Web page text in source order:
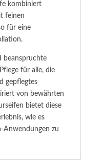
kombiniert
feinen
für eine
beanspruchte
für alle, die
gepflegtes
von bewährten
bietet diese
wie es
Anwendungen zu